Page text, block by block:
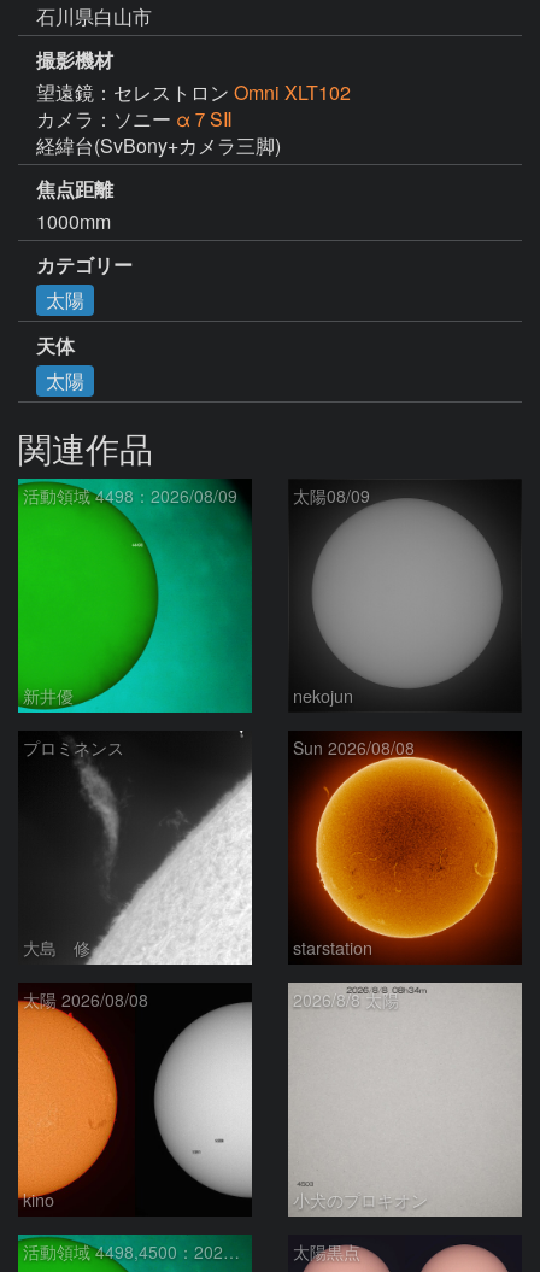
石川県白山市
撮影機材
望遠鏡：セレストロン Omni XLT102
カメラ：ソニー α７SⅡ
経緯台(SvBony+カメラ三脚)
焦点距離
1000mm
カテゴリー
太陽
天体
太陽
関連作品
活動領域 4498：2026/08/09
新井優
太陽08/09
nekojun
プロミネンス
大島 修
Sun 2026/08/08
starstation
太陽 2026/08/08
kino
2026/8/8 太陽
小犬のプロキオン
活動領域 4498,4500：2026/08/08 太陽黒点